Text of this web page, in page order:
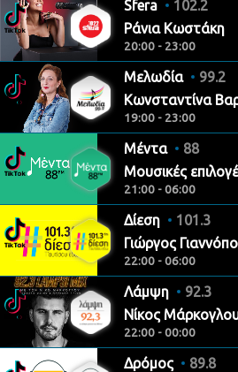
Sfera
102.2
Ράνια Κωστάκη
20:00 - 23:00
Μελωδία
99.2
Κωνσταντίνα
19:00 - 23:00
Μέντα
88
Μουσικές
21:00 - 06:00
Δίεση
101.3
Γιώργος
22:00 - 06:00
Λάμψη
92.3
Νίκος
22:00 - 00:00
Δρόμος
89.8